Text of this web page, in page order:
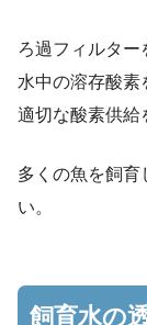
ろ過フィルター
水中の溶存酸素
適切な酸素供給
多くの魚を飼育
い。
飼育水の